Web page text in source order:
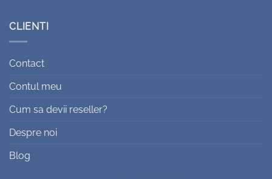
CLIENTI
Contact
Contul meu
Cum sa devii reseller?
Despre noi
Blog